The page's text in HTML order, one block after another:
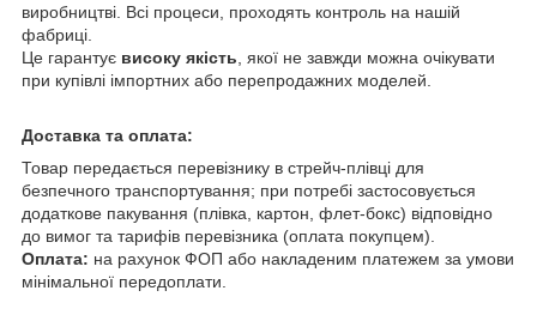
виробництві. Всі процеси, проходять контроль на нашій
фабриці.
Це гарантує високу якість , якої не завжди можна очікувати
при купівлі імпортних або перепродажних моделей.
Доставка та оплата:
Товар передається перевізнику в стрейч-плівці для
безпечного транспортування; при потребі застосовується
додаткове пакування (плівка, картон, флет-бокс) відповідно
до вимог та тарифів перевізника (оплата покупцем).
Оплата: на рахунок ФОП або накладеним платежем за умови
мінімальної передоплати.